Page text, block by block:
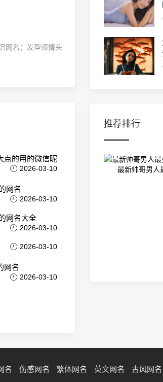
网名；发型师情头
点的用的微信昵
2026-03-10
网名
2026-03-10
网名大全
2026-03-10
2026-03-10
网名
2026-03-10
推荐排行
最新帅哥男人
名 伤感网名 繁体网名 英文网名 古风网名